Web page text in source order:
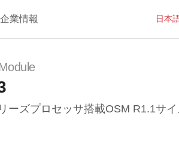
日本
企業情報
ーズプロセッサ搭載OSM R1.1サ